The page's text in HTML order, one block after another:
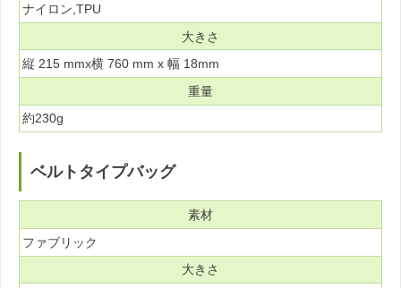
ナイロン,TPU
大きさ
縦 215 mmx横 760 mm x 幅 18mm
重量
約230g
ベルトタイプバッグ
素材
ファブリック
大きさ